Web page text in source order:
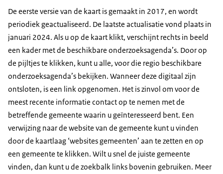
De eerste versie van de kaart is gemaakt in 2017, en wordt
periodiek geactualiseerd. De laatste actualisatie vond plaats in
januari 2024. Als u op de kaart klikt, verschijnt rechts in beeld
een kader met de beschikbare onderzoeksagenda’s. Door op
de pijltjes te klikken, kunt u alle, voor die regio beschikbare
onderzoeksagenda’s bekijken. Wanneer deze digitaal zijn
ontsloten, is een link opgenomen. Het is zinvol om voor de
meest recente informatie contact op te nemen met de
betreffende gemeente waarin u geïnteresseerd bent. Een
verwijzing naar de website van de gemeente kunt u vinden
door de kaartlaag ‘websites gemeenten’ aan te zetten en op
een gemeente te klikken. Wilt u snel de juiste gemeente
vinden, dan kunt u de zoekbalk links bovenin gebruiken. Meer